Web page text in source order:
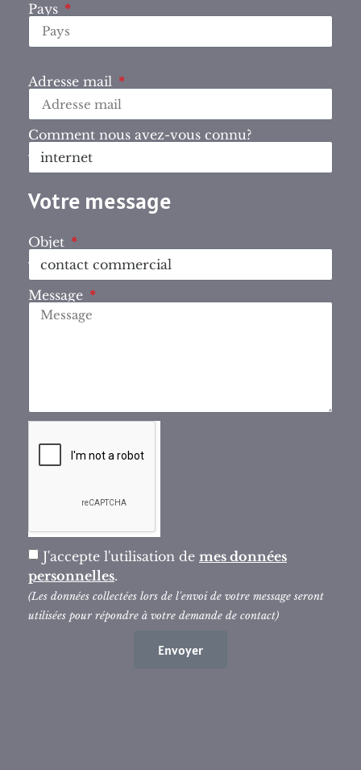
Pays
Adresse mail
Comment nous avez-vous connu?
Votre message
Objet
Message
J'accepte l'utilisation de mes données
personnelles.
(Les données collectées lors de l'envoi de votre message seront
utilisées pour répondre à votre demande de contact)
Envoyer